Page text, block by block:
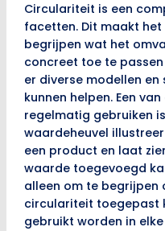
Circulariteit is een
facetten. Dit maakt
begrijpen wat het
concreet toe te
er diverse modellen
kunnen helpen. Een
regelmatig gebruiken
waardeheuvel
een product en laat
waarde toegevoegd
alleen om te begrijpen
circulariteit toegepast
gebruikt worden in